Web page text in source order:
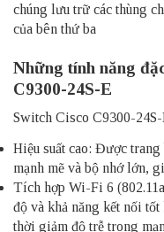
chúng lưu trữ các thùng
của bên thứ ba
Những tính năng
C9300-24S-E
Switch Cisco C9300-
Hiệu suất cao: Được
mạnh mẽ và bộ nhớ lớn,
Tích hợp Wi-Fi 6
độ và khả năng kết nối
thời giảm độ trễ trong